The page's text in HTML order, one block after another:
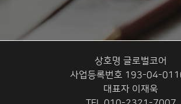
상호명 글로벌코어
사업등록번호 193-04-
대표자 이재욱